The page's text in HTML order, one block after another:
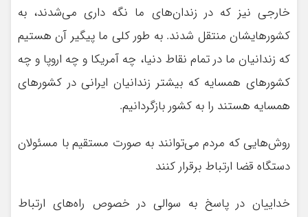
خارجی نیز که در زندان‌های ما نگه داری می‌شدند، به
کشورهایشان منتقل شدند. به طور کلی ما پیگیر آن هستیم
که زندانیان ما در تمام نقاط دنیا، چه آمریکا و چه اروپا و چه
کشورهای همسایه که بیشتر زندانیان ایرانی در کشورهای
همسایه هستند را به کشور بازگردانیم.
روش‌هایی که مردم می‌توانند به صورت مستقیم با مسئولان
دستگاه قضا ارتباط برقرار کنند
خداییان در پاسخ به سوالی در خصوص راه‌های ارتباط